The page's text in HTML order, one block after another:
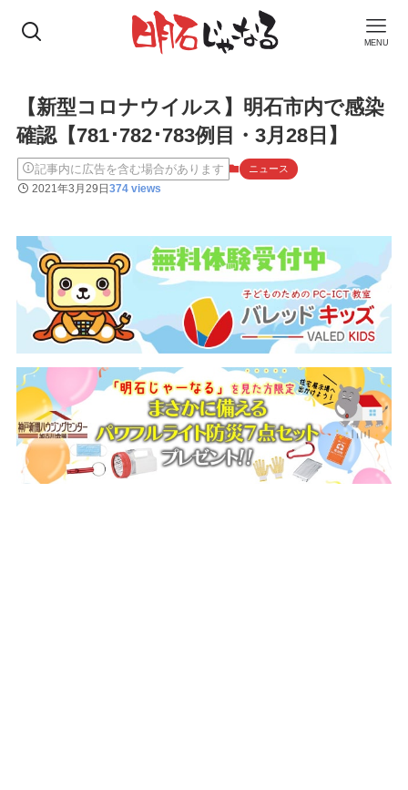
MENU
【新型コロナウイルス】明石市内で感染
確認【781･782･783例目・3月28日】
記事内に広告を含む場合があります ニュース
2021年3月29日374 views